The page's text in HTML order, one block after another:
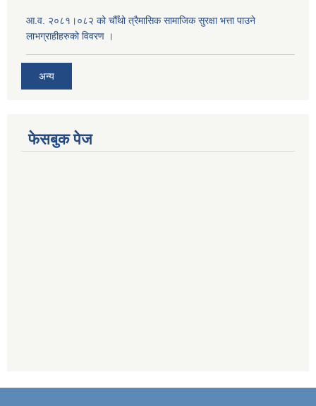
आ.व. २०८१।०८२ को चौँथो त्रैमासिक सामाजिक सुरक्षा भत्ता पाउने
लाभग्राहीहरुको विवरण ।
अन्य
फेसबुक पेज